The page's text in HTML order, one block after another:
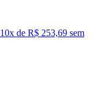
10x de R$ 253,69 sem